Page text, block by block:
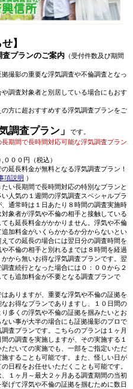
】
プランのご案内（受付件数及び期間
撮影の重要な浮気調査や不倫調査となっ
調査対象者と別居している場合にもおす
方に超おすすめする浮気調査プランをご
調査プラン」
です。
期間で長時間対応可能な浮気調査プラン
００円（税込）
延長料金が無料となる浮気調査プラン！
項説明 ）
い長期間で長時間対応の特別なプランと
人気の１週間の浮気調査スペシャルプラ
通常時は１日あたり８時間の調査実施時
象者が浮気や不倫の相手と接触している
も延長料金がかかりません。浮気や不倫
加料金がいくらかかるか分からないとい
ての延長の場合には翌日分の調査時間を
不倫の相手と別れるまでは８時間を経過
から無いお得な浮気調査プランです。翌
査続行となった場合には０：００から２
も追加料金が不要となる調査プランで
ありますが、重要な浮気や不倫の証拠を
お得なプランでありますし、１０日間の
多くの浮気や不倫の証拠を掴みたいとお
い事が大半の場合にも証拠撮影のプロで
査プランです。こちらのプランは１ヶ月
の調査を実施しますが、その実施する１
だいての実施でも、一部をご指定いただ
することも可能です。また、怪しい日が
日程をお任せいただくことも可能です。
１ヶ月～最大２ヶ月ある調査期間の当初
げて浮気や不倫の証拠を掴むために数日